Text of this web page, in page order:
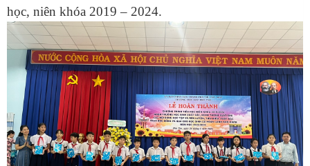
học, niên khóa 2019 – 2024.